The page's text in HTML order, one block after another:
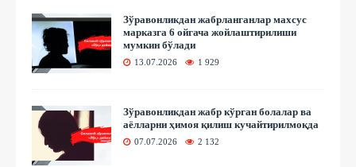
Зўравонликдан жабрланганлар махсус
марказга 6 ойгача жойлаштирилиши
мумкин бўлади
13.07.2026 1 929
Зўравонликдан жабр кўрган болалар ва
аёлларни ҳимоя қилиш кучайтирилмоқда
07.07.2026 2 132